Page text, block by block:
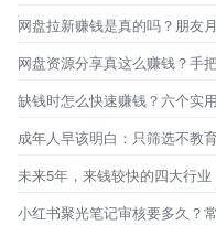
网盘拉新赚钱是真的吗？朋友
网盘资源分享真这么赚钱？手
缺钱时怎么快速赚钱？六个实
成年人早该明白：只筛选不教
未来5年，来钱较快的四大行
小红书聚光笔记审核要多久？